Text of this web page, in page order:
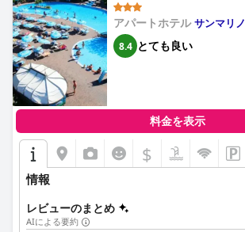
アパートホテルサンマリノ
8.4 とても良い
料金を表示
$
情報
レビューのまとめ
AIによる要約